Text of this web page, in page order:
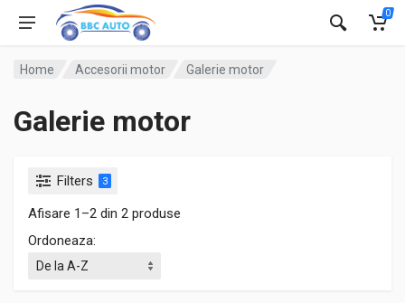
0
Home Accesorii motor Galerie motor
Galerie motor
Filters 3
Afisare 1–2 din 2 produse
Ordoneaza: